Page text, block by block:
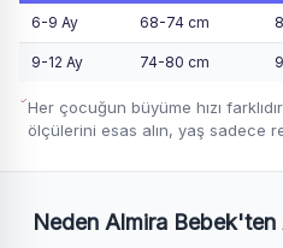
6-9 Ay 68-74 cm
9-12 Ay 74-80 cm
Her çocuğun büyüme hızı
ölçülerini esas alın, yaş sadece
Neden Almira Bebek'ten